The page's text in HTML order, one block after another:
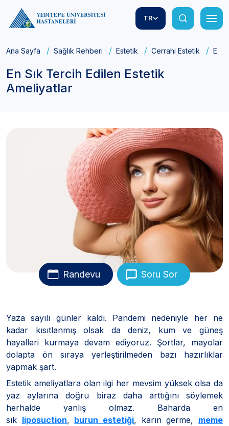
TR
Ana Sayfa Sağlık Rehberi Estetik Cerrahi Estetik En
En Sık Tercih Edilen Estetik
Ameliyatlar
Randevu Soru Sor
Yaza sayılı günler kaldı. Pandemi nedeniyle her ne
kadar kısıtlanmış olsak da deniz, kum ve güneş
hayalleri kurmaya devam ediyoruz. Şortlar, mayolar
dolapta ön sıraya yerleştirilmeden bazı hazırlıklar
yapmak şart.
Estetik ameliyatlara olan ilgi her mevsim yüksek olsa da
yaz aylarına doğru biraz daha arttığını söylemek
herhalde yanlış olmaz. Baharda en
sık liposuction, burun estetiği, karın germe, meme